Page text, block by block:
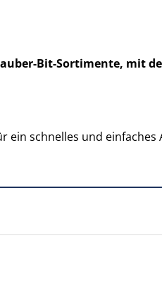
Bit-Sortimente, mit
ein schnelles und